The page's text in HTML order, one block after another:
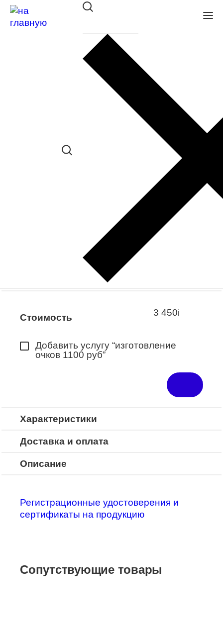
Оправа DACKOR мет. 091
в наличии (Больше 5 шт.) *наличие
товара в конкретном салоне
необходимо уточнять отдельно
Заказать примерку
Закажите понравившуюся модель
в ближайший салон “Оптик-Экспресс”.
*Доступно для Республики
Стоимость 3 450i
Добавить услугу “изготовление
очков 1100 руб”
Характеристики
Доставка и оплата
Описание
Регистрационные удостоверения и
сертификаты на продукцию
Сопутствующие товары